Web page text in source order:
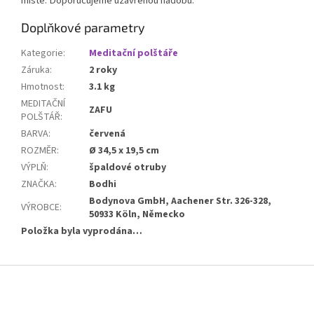
Doplňkové parametry
Kategorie:
Meditační polštáře
Záruka:
2 roky
Hmotnost:
3.1 kg
MEDITAČNÍ
POLŠTÁŘ:
ZAFU
BARVA:
červená
ROZMĚR:
Ø 34,5 x 19,5 cm
VÝPLŇ:
špaldové otruby
ZNAČKA:
Bodhi
VÝROBCE:
Bodynova GmbH, Aachener Str. 326-328,
50933 Köln, Německo
Položka byla vyprodána…